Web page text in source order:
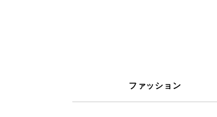
ファッション